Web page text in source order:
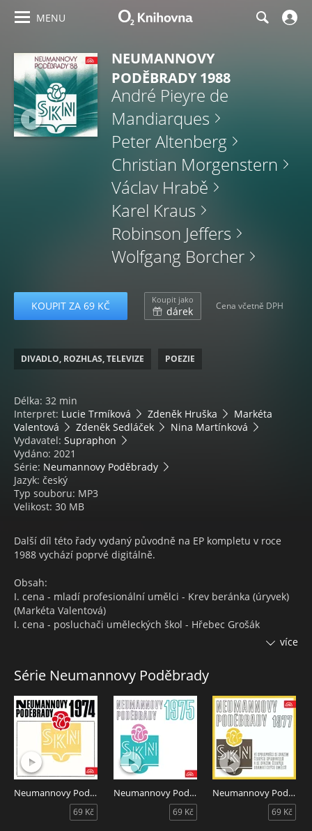
MENU
NEUMANNOVY
PODĚBRADY 1988
André Pieyre de
Mandiarques
Peter Altenberg
Christian Morgenstern
Václav Hrabě
Karel Kraus
Robinson Jeffers
Wolfgang Borcher
KOUPIT ZA 69 KČ Koupit jako
dárek Cena včetně DPH
DIVADLO, ROZHLAS, TELEVIZE POEZIE
Délka: 32 min
Interpret: Lucie Trmíková Zdeněk Hruška
Markéta
Valentová
Zdeněk Sedláček
Nina Martínková
Vydavatel: Supraphon
Vydáno: 2021
Série: Neumannovy Poděbrady
Jazyk: český
Typ souboru: MP3
Velikost: 30 MB
Další díl této řady vydaný původně na EP kompletu v roce
1988 vychází poprvé digitálně.
Obsah:
I. cena - mladí profesionální umělci - Krev beránka (úryvek)
(Markéta Valentová)
I. cena - posluchači uměleckých škol - Hřebec Grošák
II. cena - mladí profesionální umělci - Dlouhou, dlouhou ulicí
(úryvek) (Zdeněk Sedláček)
II. cena - mladí profesionální umělci - Montáž z básní a úvah
Christiana Morgensterna, Petra Altenberga a Karla Krause
(úryvky) (Nina Martínková)
Audiokniha Neumannovy Poděbrady 1988 obsahuje
celostátní přehlídku uměleckého přednesu. Dílo vycházelo
od roku 1974 na deskách Supraphonu.
více
Série Neumannovy Poděbrady
Neumannovy Poděbrady 1974
69 Kč
Neumannovy Poděbrady 1975
69 Kč
Neumannovy Poděbrady 1977
69 Kč